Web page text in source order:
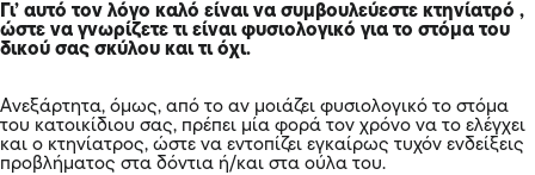
Γι’ αυτό τον λόγο καλό είναι να συμβουλεύεστε κτηνίατρό ,
ώστε να γνωρίζετε τι είναι φυσιολογικό για το στόμα του
δικού σας σκύλου και τι όχι.
Ανεξάρτητα, όμως, από το αν μοιάζει φυσιολογικό το στόμα
του κατοικίδιου σας, πρέπει μία φορά τον χρόνο να το ελέγχει
και ο κτηνίατρος, ώστε να εντοπίζει εγκαίρως τυχόν ενδείξεις
προβλήματος στα δόντια ή/και στα ούλα του.